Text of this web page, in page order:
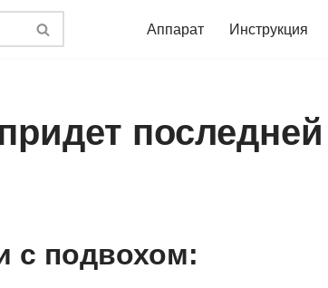
Аппарат Инструкция
последней
с подвохом: